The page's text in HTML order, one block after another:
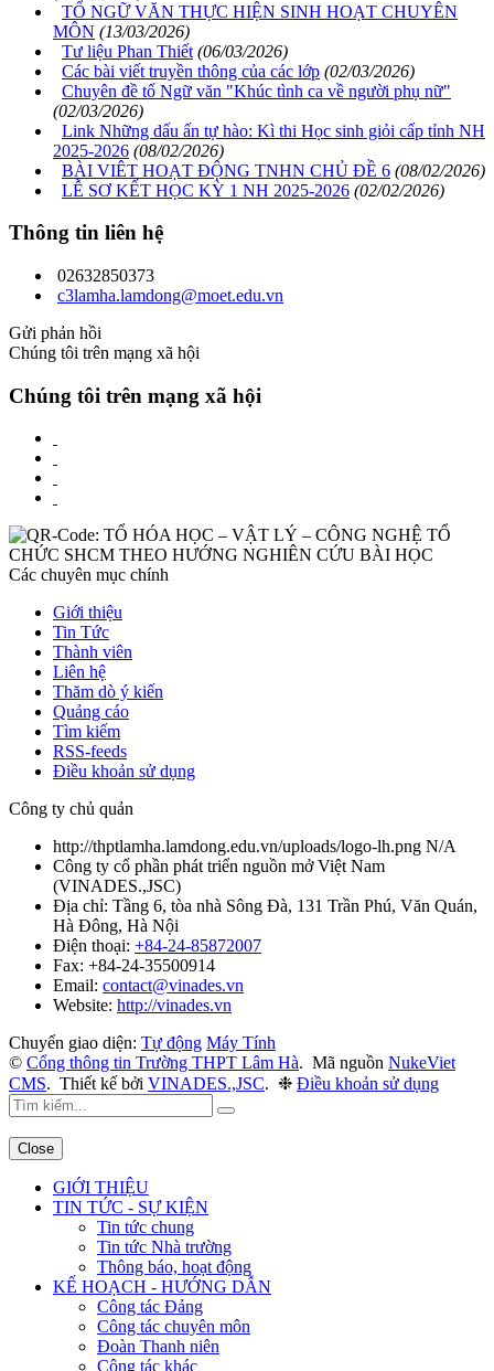
TỔ NGỮ VĂN THỰC HIỆN SINH HOẠT CHUYÊN
MÔN (13/03/2026)
Tư liệu Phan Thiết (06/03/2026)
Các bài viết truyền thông của các lớp (02/03/2026)
Chuyên đề tổ Ngữ văn "Khúc tình ca về người phụ nữ"
(02/03/2026)
Link Những dấu ấn tự hào: Kì thi Học sinh giỏi cấp tỉnh NH
2025-2026 (08/02/2026)
BÀI VIÊT HOẠT ĐỘNG TNHN CHỦ ĐỀ 6 (08/02/2026)
LỄ SƠ KẾT HỌC KỲ 1 NH 2025-2026 (02/02/2026)
Thông tin liên hệ
02632850373
c3lamha.lamdong@moet.edu.vn
Gửi phản hồi
Chúng tôi trên mạng xã hội
Chúng tôi trên mạng xã hội
Các chuyên mục chính
Giới thiệu
Tin Tức
Thành viên
Liên hệ
Thăm dò ý kiến
Quảng cáo
Tìm kiếm
RSS-feeds
Điều khoản sử dụng
Công ty chủ quản
http://thptlamha.lamdong.edu.vn/uploads/logo-lh.png N/A
Công ty cổ phần phát triển nguồn mở Việt Nam
(VINADES.,JSC)
Địa chỉ: Tầng 6, tòa nhà Sông Đà, 131 Trần Phú, Văn Quán,
Hà Đông, Hà Nội
Điện thoại: +84-24-85872007
Fax: +84-24-35500914
Email: contact@vinades.vn
Website: http://vinades.vn
Chuyển giao diện: Tự động Máy Tính
© Cổng thông tin Trường THPT Lâm Hà. Mã nguồn NukeViet
CMS. Thiết kế bởi VINADES.,JSC. ❉ Điều khoản sử dụng
Close
GIỚI THIỆU
TIN TỨC - SỰ KIỆN
Tin tức chung
Tin tức Nhà trường
Thông báo, hoạt động
KẾ HOẠCH - HƯỚNG DẪN
Công tác Đảng
Công tác chuyên môn
Đoàn Thanh niên
Công tác khác